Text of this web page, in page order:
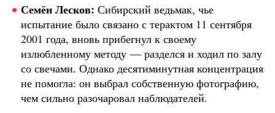
Семён Лесков: Сибирский ведьмак, чье
испытание было связано с терактом 11 сентября
2001 года, вновь прибегнул к своему
излюбленному методу — разделся и ходил по залу
со свечами. Однако десятиминутная концентрация
не помогла: он выбрал собственную фотографию,
чем сильно разочаровал наблюдателей.